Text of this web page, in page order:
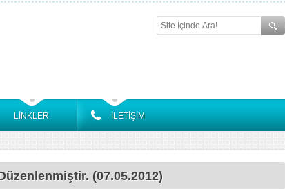
LİNKLER İLETİŞİM
(07.05.2012)